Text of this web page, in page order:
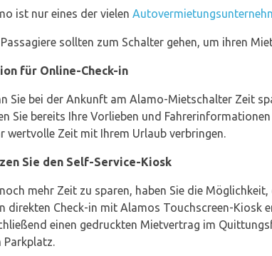
ist nur eines der vielen
sollten zum Schalter gehen, um ihren
für Online-Check-in
Sie bei der Ankunft am Alamo-Mietschalter Zeit
Sie bereits Ihre Vorlieben und
wertvolle Zeit mit Ihrem Urlaub verbringen.
Sie den Self-Service-Kiosk
mehr Zeit zu sparen, haben Sie die
direkten Check-in mit Alamos Touchscreen-Kiosk
einen gedruckten Mietvertrag im
Parkplatz.